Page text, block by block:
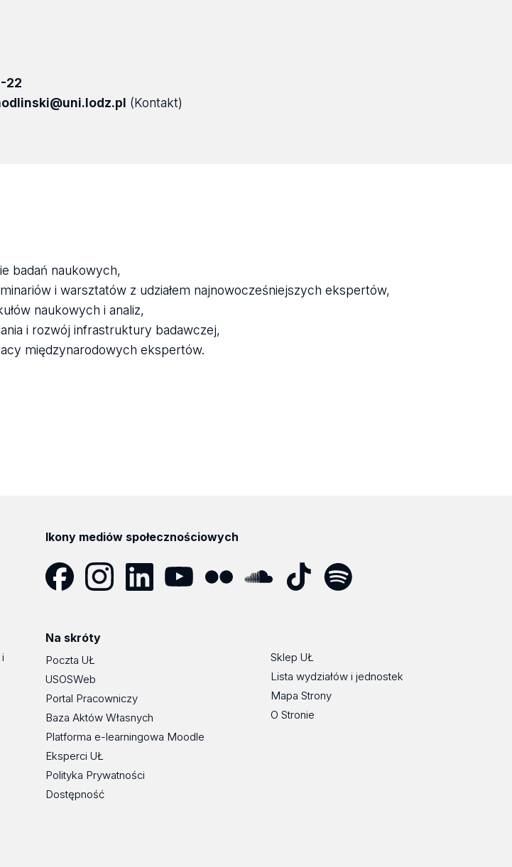
22
(Kontakt)
badań naukowych,
i warsztatów z udziałem najnowocześniejszych ekspertów,
naukowych i analiz,
i rozwój infrastruktury badawczej,
międzynarodowych ekspertów.
Ikony mediów społecznościowych
Na skróty
Poczta UŁ
USOSWeb
Portal Pracowniczy
Baza Aktów Własnych
Platforma e-learningowa Moodle
Eksperci UŁ
Polityka Prywatności
Dostępność
Sklep UŁ
Lista wydziałów i jednostek
Mapa Strony
O Stronie